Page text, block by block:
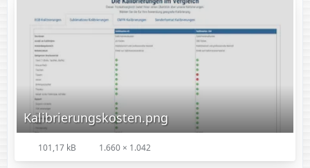
Kalibrierungskosten.png
101,17 kB 1.660 × 1.042